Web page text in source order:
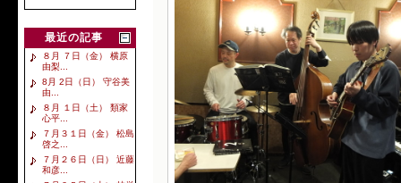
最近の記事
８月 ７日（金） 横原
由梨...
8月 2日（日） 守谷美
由...
８月 １日（土） 類家
心平...
７月３１日（金） 松島
啓之...
７月２６日（日） 近藤
和彦...